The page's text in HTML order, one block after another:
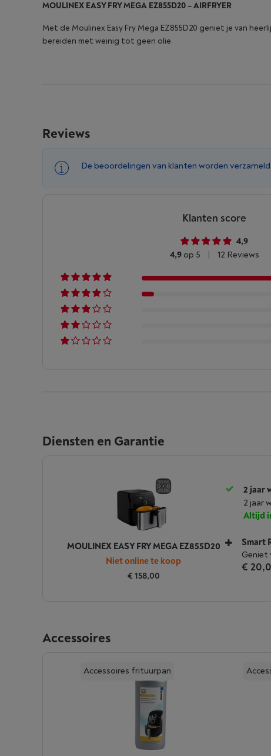
MOULINEX EASY FRY MEGA EZ855D20 – AIRFRYER
Met de Moulinex Easy Fry Mega EZ855D20 geniet je van
bereiden met weinig tot geen olie.
Reviews
De beoordelingen van klanten worden
Klanten score
4,9
4,9op 5 | 12 Reviews
Diensten en Garantie
MOULINEX EASY FRY MEGA EZ855D20
Niet online te koop
€ 158,00
2 jaar
2 jaar
Altijd
Smart
Geniet
€
Accessoires
Accessoires frituurpan